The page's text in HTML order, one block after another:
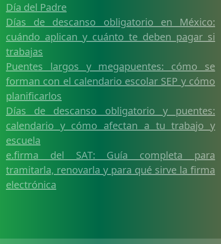
Día del Padre
Días de descanso obligatorio en México:
cuándo aplican y cuánto te deben pagar si
trabajas
Puentes largos y megapuentes: cómo se
forman con el calendario escolar SEP y cómo
planificarlos
Días de descanso obligatorio y puentes:
calendario y cómo afectan a tu trabajo y
escuela
e.firma del SAT: Guía completa para
tramitarla, renovarla y para qué sirve la firma
electrónica